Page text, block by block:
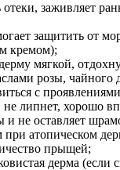
отеки, заживляет
защитить от
кремом);
мягкой,
розы, чайного
с
не липнет, хорошо
и не оставляет
при атопическом
прыщей;
дерма (если